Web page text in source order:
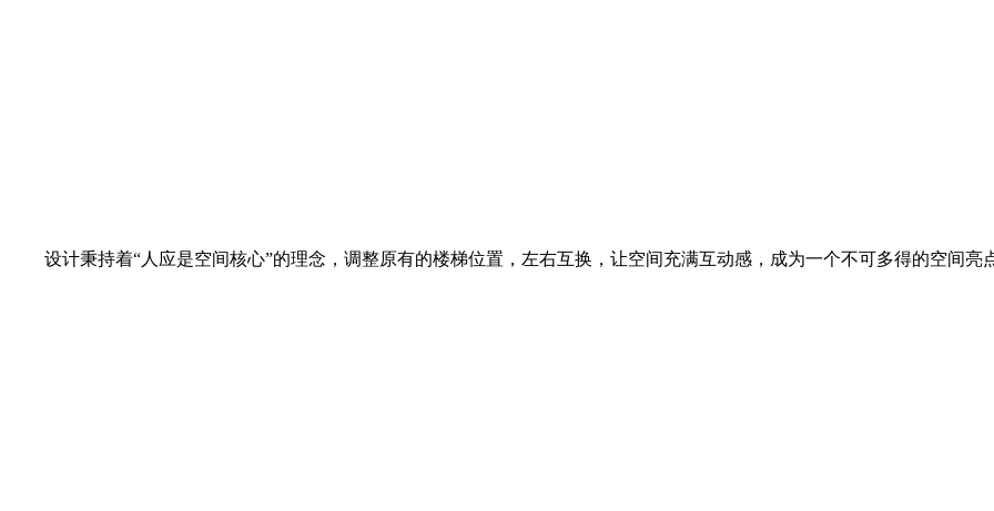
设计秉持着“人应是空间核心”的理念，调整原有的楼梯位置，左右互换，让空间充满互动感，成为一个不可多得的空间亮